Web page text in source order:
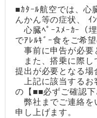
■ｶﾀｰﾙ航空では、心
んかん等の症状、 ｲ
心臓ﾍﾟｰｽﾒｰｶｰ（
でｱﾚﾙｷﾞｰ食をご希
事前に申告が必要
また、搭乗に際し
提出が必要となる場
上記に該当するお
の【■■必ずご確認下
弊社までご連絡を
申し上げます。